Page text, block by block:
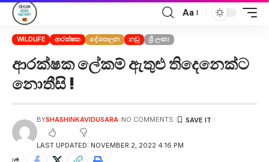
Aa
WILDLIFE ආරක්ෂක දේශපාලන නඩු ශ්‍රී ලංකා
ආරක්ෂක ලේකම් ඇතුළු තිදෙනෙක්ට
නොතීසි !
LAST UPDATED: NOVEMBER 2, 2022 4:16 PM
BYSHASHINKAVIDUSARA NO COMMENTS